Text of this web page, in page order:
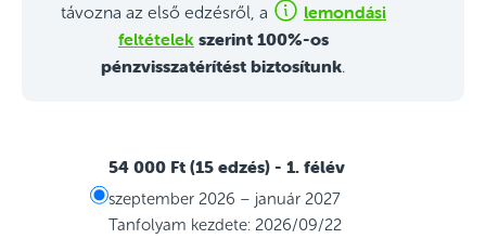
távozna az első edzésről, a
lemondási
feltételek szerint 100%-os
pénzvisszatérítést biztosítunk.
54 000 Ft (15 edzés) - 1. félév
szeptember 2026 – január 2027
Tanfolyam kezdete: 2026/09/22